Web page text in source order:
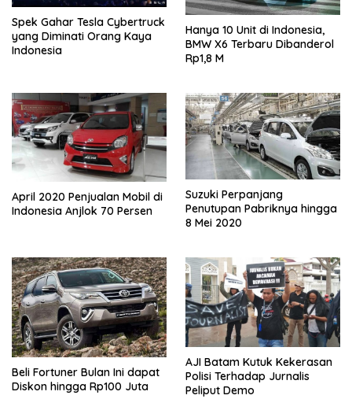
Spek Gahar Tesla Cybertruck
yang Diminati Orang Kaya
Indonesia
Hanya 10 Unit di Indonesia,
BMW X6 Terbaru Dibanderol
Rp1,8 M
April 2020 Penjualan Mobil di
Indonesia Anjlok 70 Persen
Suzuki Perpanjang
Penutupan Pabriknya hingga
8 Mei 2020
Beli Fortuner Bulan Ini dapat
Diskon hingga Rp100 Juta
AJI Batam Kutuk Kekerasan
Polisi Terhadap Jurnalis
Peliput Demo